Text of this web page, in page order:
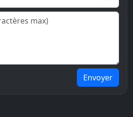
Envoyer